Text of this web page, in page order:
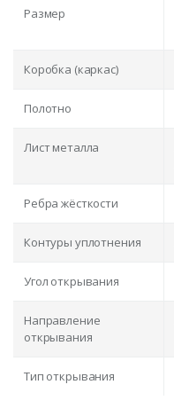
Размер
Коробка (каркас)
Полотно
Лист металла
Ребра жёсткости
Контуры уплотнения
Угол открывания
Направление
открывания
Тип открывания